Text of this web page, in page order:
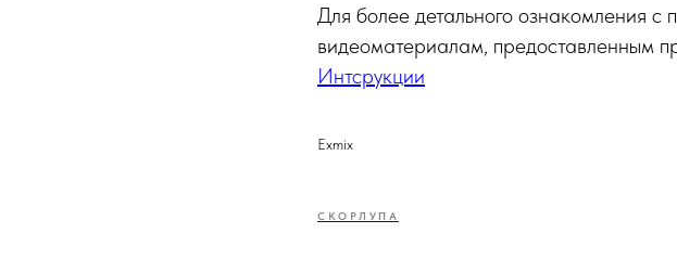
Для более детального ознакомления с
видеоматериалам, предоставленным
Интсрукции
Exmix
СКОРЛУПА